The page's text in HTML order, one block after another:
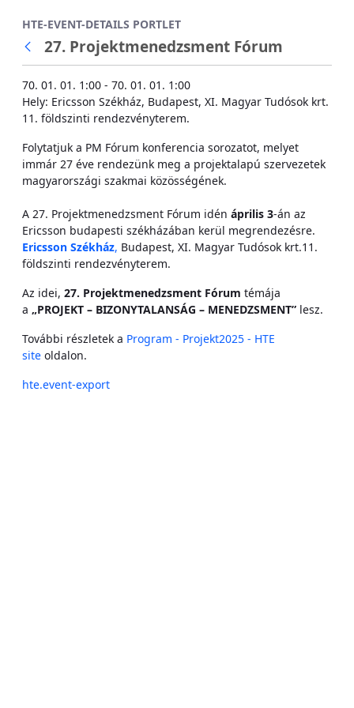
HTE-EVENT-DETAILS PORTLET
27. Projektmenedzsment Fórum
70. 01. 01. 1:00 - 70. 01. 01. 1:00
Hely: Ericsson Székház, Budapest, XI. Magyar Tudósok krt.
11. földszinti rendezvényterem.
Folytatjuk a PM Fórum konferencia sorozatot, melyet
immár 27 éve rendezünk meg a projektalapú szervezetek
magyarországi szakmai közösségének.
A 27. Projektmenedzsment Fórum idén április 3-án az
Ericsson budapesti székházában kerül megrendezésre.
Ericsson Székház, Budapest, XI. Magyar Tudósok krt.11.
földszinti rendezvényterem.
Az idei, 27. Projektmenedzsment Fórum témája
a „PROJEKT – BIZONYTALANSÁG – MENEDZSMENT” lesz.
További részletek a Program - Projekt2025 - HTE
site oldalon.
hte.event-export